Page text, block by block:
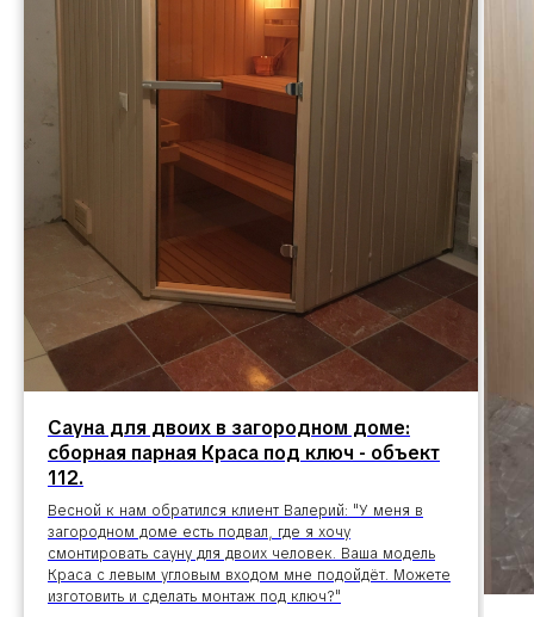
Сауна для двоих в загородном доме:
сборная парная Краса под ключ - объект
112.
Весной к нам обратился клиент Валерий: "У меня в
загородном доме есть подвал, где я хочу
смонтировать сауну для двоих человек. Ваша модель
Краса с левым угловым входом мне подойдёт. Можете
изготовить и сделать монтаж под ключ?"